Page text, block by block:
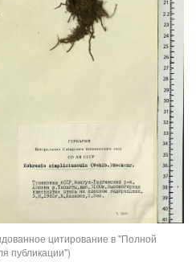
цитирование в "Полной
публикации")